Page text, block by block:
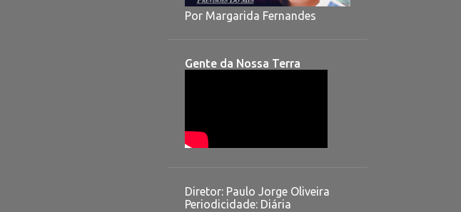
Por Margarida Fernandes
Gente da Nossa Terra
Diretor: Paulo Jorge Oliveira
Periodicidade: Diária